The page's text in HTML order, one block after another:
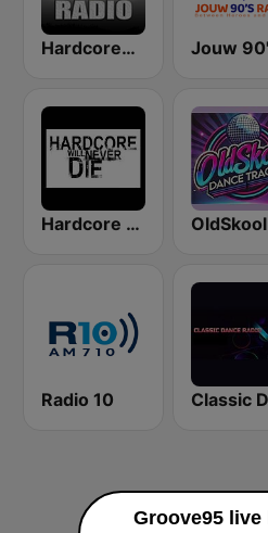
HardcorePower Radio
Hardcore Will Never Die
Radio 10
Groove95 live